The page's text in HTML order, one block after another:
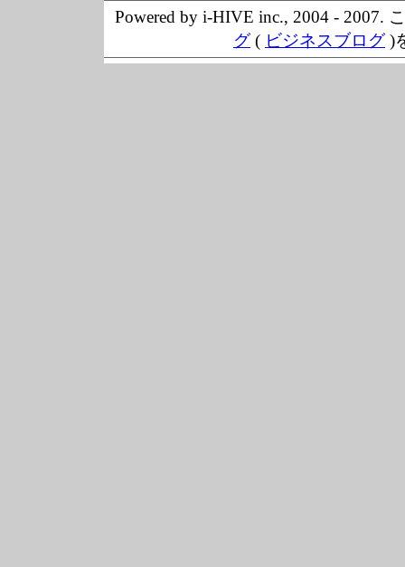
Powered by i-HIVE inc., 2004 - 2007.
グ( ビジネスブログ)